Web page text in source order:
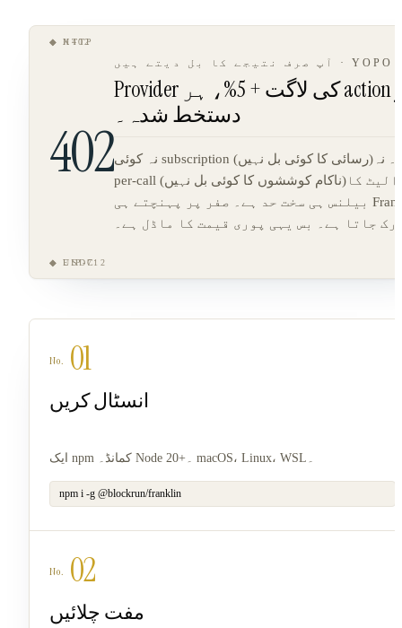
◆ HTTP
◆ X402
◆ EIP-712
◆ USDC
402
آپ صرف نتیجے کا بل دیتے ہیں · YOPO
Provider کی لاگت + 5%، ہر action پر
دستخط شدہ۔
نہ کوئی subscription (رسائی کا کوئی بل نہیں)۔ نہ pay-
per-call (ناکام کوششوں کا کوئی بل نہیں)۔ والیٹ کا
بیلنس ہی سخت حد ہے۔ صفر پر پہنچتے ہی Franklin
رک جاتا ہے۔ بس یہی پوری قیمت کا ماڈل ہے۔
01
انسٹال کریں
npm i -g @blockrun/franklin
02
مفت چلائیں